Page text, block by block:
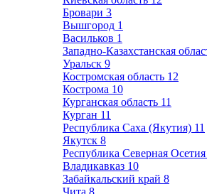
Бровари 3
Вышгород 1
Васильков 1
Западно-Казахстанская
Уральск 9
Костромская область 12
Кострома 10
Курганская область 11
Курган 11
Республика Саха (Якутия) 11
Якутск 8
Республика Северная
Владикавказ 10
Забайкальский край 8
Чита 8